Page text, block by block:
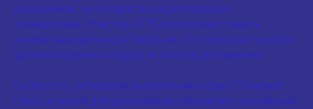
школьников, но и взрослых к регулярным
тренировкам. Участие в ГТО позволяет ставить
конкретные цели и достигать их, что приносит чувство
удовлетворения и гордости за свои достижения.
Более того, успешное выполнение норм ГТО может
стать основой для дальнейшего развития спортивных